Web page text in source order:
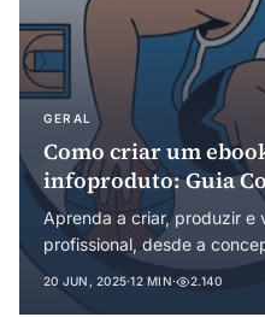
GERAL
Como criar um
infoproduto: Guia
Monetização
Aprenda a criar, produzir e
profissional, desde a
avançadas de marketing
20 JUN, 2025·12 MIN· 2.140